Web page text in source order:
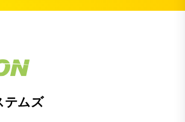
テムズ